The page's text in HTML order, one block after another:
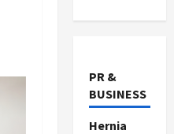
PR &
BUSINESS
Hernia